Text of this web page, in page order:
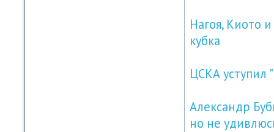
Нагоя, Киото
кубка
ЦСКА уступил
Александр
но не